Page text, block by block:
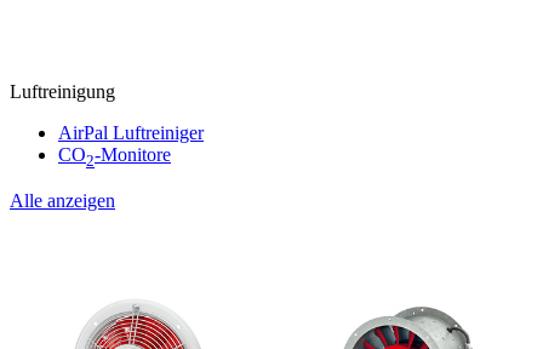
Luftreinigung
AirPal Luftreiniger
CO2-Monitore
Alle anzeigen